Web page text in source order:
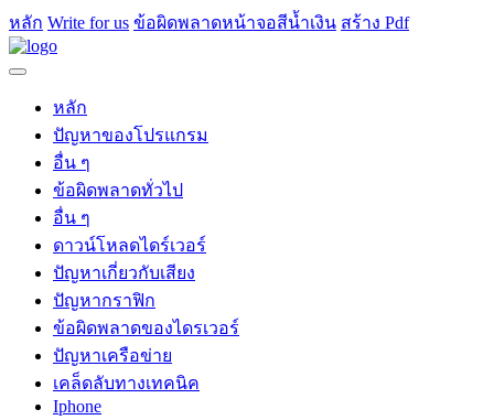
หลัก Write for us ข้อผิดพลาดหน้าจอสีน้ำเงิน สร้าง Pdf
หลัก
ปัญหาของโปรแกรม
อื่น ๆ
ข้อผิดพลาดทั่วไป
อื่น ๆ
ดาวน์โหลดไดร์เวอร์
ปัญหาเกี่ยวกับเสียง
ปัญหากราฟิก
ข้อผิดพลาดของไดรเวอร์
ปัญหาเครือข่าย
เคล็ดลับทางเทคนิค
Iphone